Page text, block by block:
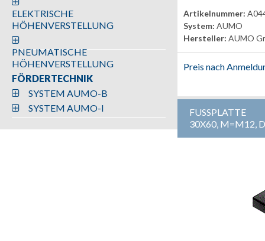
ELEKTRISCHE
HÖHENVERSTELLUNG
PNEUMATISCHE
HÖHENVERSTELLUNG
FÖRDERTECHNIK
SYSTEM AUMO-B
SYSTEM AUMO-I
Artikelnummer:
System: AUMO
Hersteller: AUMO
Preis nach
FUSSPLATTE
30X60, M=M12,